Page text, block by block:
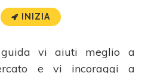
INIZIA
vi aiuti meglio a
e vi incoraggi a